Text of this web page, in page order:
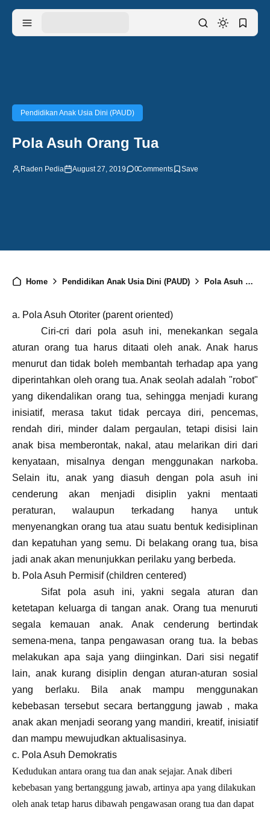
Pendidikan Anak Usia Dini (PAUD)
Pola Asuh Orang Tua
Raden Pedia August 27, 2019 0Comments
Home Pendidikan Anak Usia Dini (PAUD) Pola Asuh Orang Tua
a. Pola Asuh Otoriter (parent oriented)
Ciri-cri dari pola asuh ini, menekankan segala
aturan orang tua harus ditaati oleh anak. Anak harus
menurut dan tidak boleh membantah terhadap apa yang
diperintahkan oleh orang tua. Anak seolah adalah "robot"
yang dikendalikan orang tua, sehingga menjadi kurang
inisiatif, merasa takut tidak percaya diri, pencemas,
rendah diri, minder dalam pergaulan, tetapi disisi lain
anak bisa memberontak, nakal, atau melarikan diri dari
kenyataan, misalnya dengan menggunakan narkoba.
Selain itu, anak yang diasuh dengan pola asuh ini
cenderung akan menjadi disiplin yakni mentaati
peraturan, walaupun terkadang hanya untuk
menyenangkan orang tua atau suatu bentuk kedisiplinan
dan kepatuhan yang semu. Di belakang orang tua, bisa
jadi anak akan menunjukkan perilaku yang berbeda.
b. Pola Asuh Permisif (children centered)
Sifat pola asuh ini, yakni segala aturan dan
ketetapan keluarga di tangan anak. Orang tua menuruti
segala kemauan anak. Anak cenderung bertindak
semena-mena, tanpa pengawasan orang tua. Ia bebas
melakukan apa saja yang diinginkan. Dari sisi negatif
lain, anak kurang disiplin dengan aturan-aturan sosial
yang berlaku. Bila anak mampu menggunakan
kebebasan tersebut secara bertanggung jawab , maka
anak akan menjadi seorang yang mandiri, kreatif, inisiatif
dan mampu mewujudkan aktualisasinya.
c. Pola Asuh Demokratis
Kedudukan antara orang tua dan anak sejajar. Anak diberi
kebebasan yang bertanggung jawab, artinya apa yang dilakukan
oleh anak tetap harus dibawah pengawasan orang tua dan dapat